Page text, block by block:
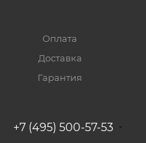
Оплата
Доставка
Гарантия
+7 (495) 500-57-53